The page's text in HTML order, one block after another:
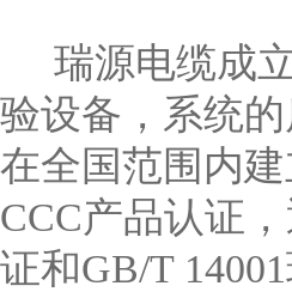
瑞源电缆成立
验设备，系统
在全国范围内
CCC产品认证
证和GB/T